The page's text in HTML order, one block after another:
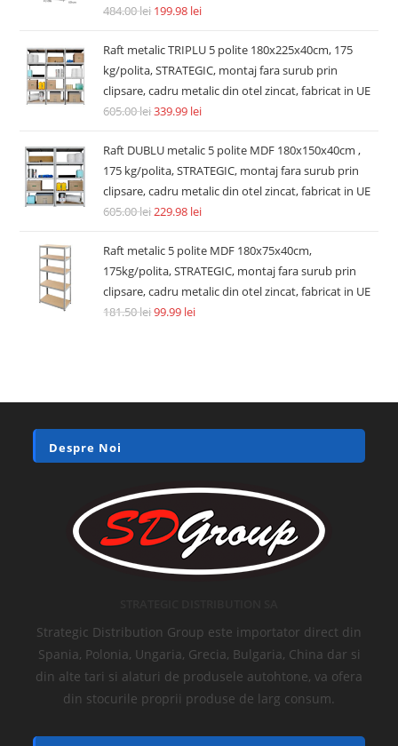
484.00lei 199.98 lei
Raft metalic TRIPLU 5 polite 180x225x40cm, 175
kg/polita, STRATEGIC, montaj fara surub prin
clipsare, cadru metalic din otel zincat, fabricat in UE
605.00lei339.99 lei
Raft DUBLU metalic 5 polite MDF 180x150x40cm ,
175 kg/polita, STRATEGIC, montaj fara surub prin
clipsare, cadru metalic din otel zincat, fabricat in UE
605.00lei229.98 lei
Raft metalic 5 polite MDF 180x75x40cm,
175kg/polita, STRATEGIC, montaj fara surub prin
clipsare, cadru metalic din otel zincat, fabricat in UE
181.50lei99.99 lei
Despre Noi
Strategic Distribution Group este importator direct din
Spania, Polonia, Ungaria, Grecia, Bulgaria, China dar si
din alte tari si alaturi de produsele autohtone, va ofera
din stocurile proprii produse de larg consum.